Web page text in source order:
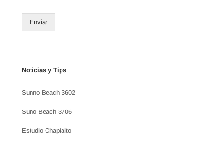
Enviar
Noticias y Tips
Sunno Beach 3602
Suno Beach 3706
Estudio Chapialto